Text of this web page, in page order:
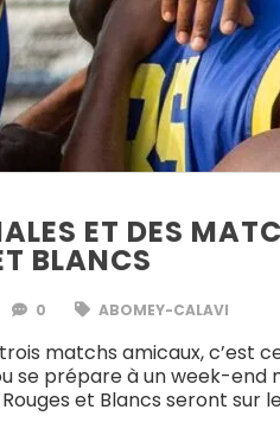
ET DES
BLANCS
0 ABOMEY-CALAVI
matchs amicaux, c’est
se prépare à un week-end
et Blancs seront sur